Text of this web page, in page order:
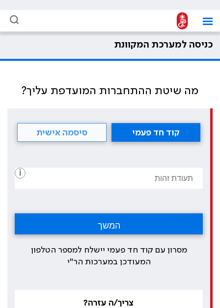
כניסה למערכת המקוונת
מה שיטת ההתחברות המועדפת עליך?
קוד חד פעמי סיסמה אישית
i
מסרון עם קוד חד פעמי יישלח למספר הטלפון
המעודכן במערכות הר"י
צריך/ה עזרה?